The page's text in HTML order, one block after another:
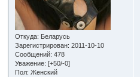
Откуда: Беларусь
Зарегистрирован: 2011-10-10
Сообщений: 478
Уважение: [+50/-0]
Пол: Женский